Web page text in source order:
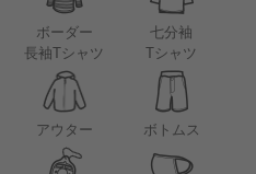
ボーダー
長袖Tシャツ
七分袖
Tシャツ
アウター ボトムス